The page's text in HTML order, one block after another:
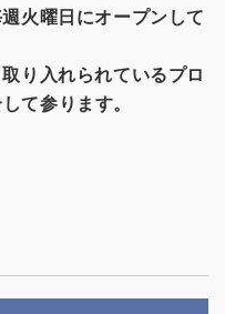
火曜日にオープンして
り入れられているプロ
て参ります。